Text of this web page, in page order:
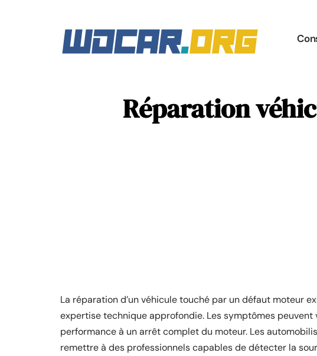
Réparation
La réparation d’un véhicule touché par un défaut moteur
expertise technique approfondie. Les symptômes peuvent
performance à un arrêt complet du moteur. Les
remettre à des professionnels capables de détecter la